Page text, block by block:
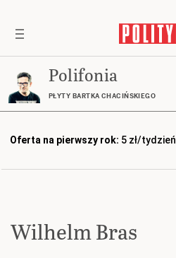
Polifonia
PŁYTY BARTKA CHACIŃSKIEGO
Oferta na pierwszy rok: 5 zł/tydzień
Wilhelm Bras